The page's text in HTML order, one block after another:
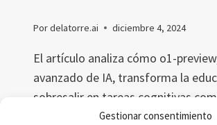
Gestionar consentimiento
Pordelatorre.ai diciembre 4, 2024
El artículo analiza cómo o1-
avanzado de IA, transforma la
sobresalir en tareas cognitivas
como pensamiento crítico, diseño y